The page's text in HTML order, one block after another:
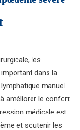
les
dans la
manuel
améliorer le confort
médicale est
et soutenir les